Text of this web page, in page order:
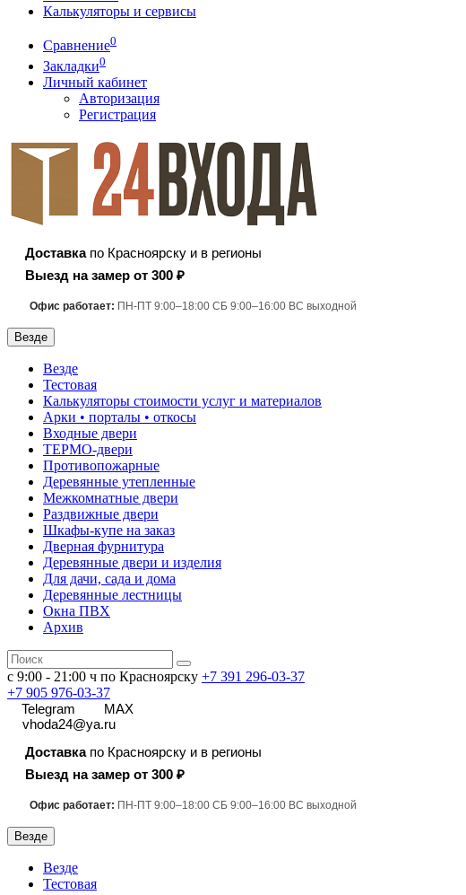
Калькуляторы и сервисы
Сравнение0
Закладки0
Личный кабинет
Авторизация
Регистрация
Доставкапо Красноярску и в регионы
Выезд на замер от 300 ₽
Офис работает: ПН-ПТ 9:00–18:00 СБ 9:00–16:00 ВС выходной
Везде
Везде
Тестовая
Калькуляторы стоимости услуг и материалов
Арки • порталы • откосы
Входные двери
ТЕРМО-двери
Противопожарные
Деревянные утепленные
Межкомнатные двери
Раздвижные двери
Шкафы-купе на заказ
Дверная фурнитура
Деревянные двери и изделия
Для дачи, сада и дома
Деревянные лестницы
Окна ПВХ
Архив
с 9:00 - 21:00 ч по Красноярску +7 391 296-03-37
+7 905 976-03-37
Telegram
MAX
vhoda24@ya.ru
Доставкапо Красноярску и в регионы
Выезд на замер от 300 ₽
Офис работает: ПН-ПТ 9:00–18:00 СБ 9:00–16:00 ВС выходной
Везде
Везде
Тестовая